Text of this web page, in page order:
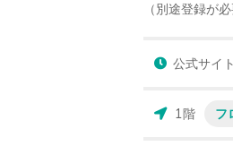
（別途登録が
公式サイ
1階 フ